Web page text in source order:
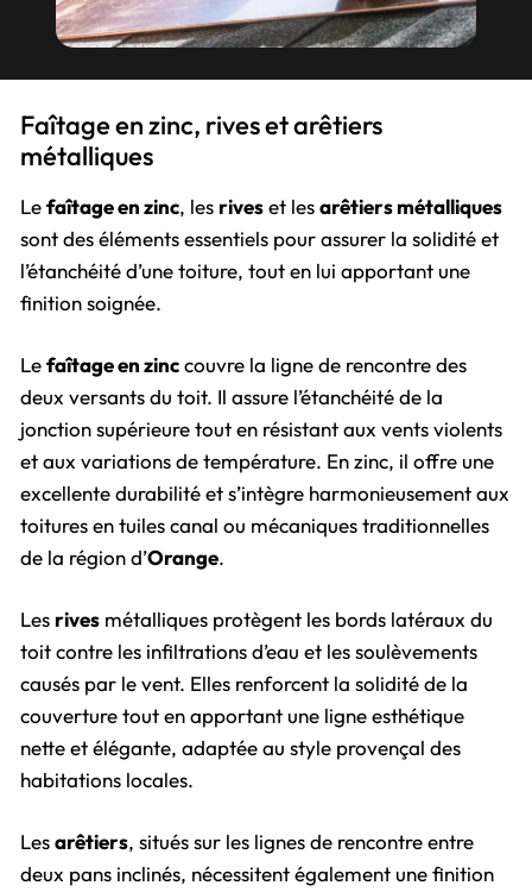
Faîtage en zinc, rives et arêtiers
métalliques
Lefaîtage en zinc, les riveset lesarêtiers métalliques
sont des éléments essentiels pour assurer la solidité et
l’étanchéité d’une toiture, tout en lui apportant une
finition soignée.
Lefaîtage en zinccouvre la ligne de rencontre des
deux versants du toit. Il assure l’étanchéité de la
jonction supérieure tout en résistant aux vents violents
et aux variations de température. En zinc, il offre une
excellente durabilité et s’intègre harmonieusement aux
toitures en tuiles canal ou mécaniques traditionnelles
de la région d’Orange.
Les rives métalliques protègent les bords latéraux du
toit contre les infiltrations d’eau et les soulèvements
causés par le vent. Elles renforcent la solidité de la
couverture tout en apportant une ligne esthétique
nette et élégante, adaptée au style provençal des
habitations locales.
Lesarêtiers, situés sur les lignes de rencontre entre
deux pans inclinés, nécessitent également une finition